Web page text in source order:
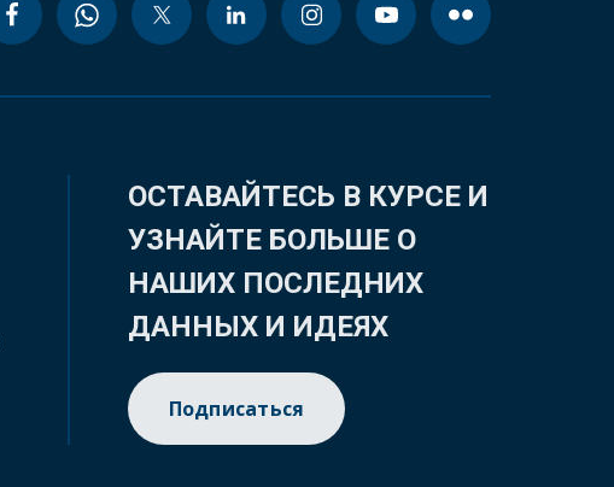
ОСТАВАЙТЕСЬ В КУРСЕ И
УЗНАЙТЕ БОЛЬШЕ О
НАШИХ ПОСЛЕДНИХ
ДАННЫХ И ИДЕЯХ
Подписаться